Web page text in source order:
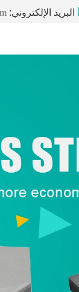
البريد الإلكتروني: